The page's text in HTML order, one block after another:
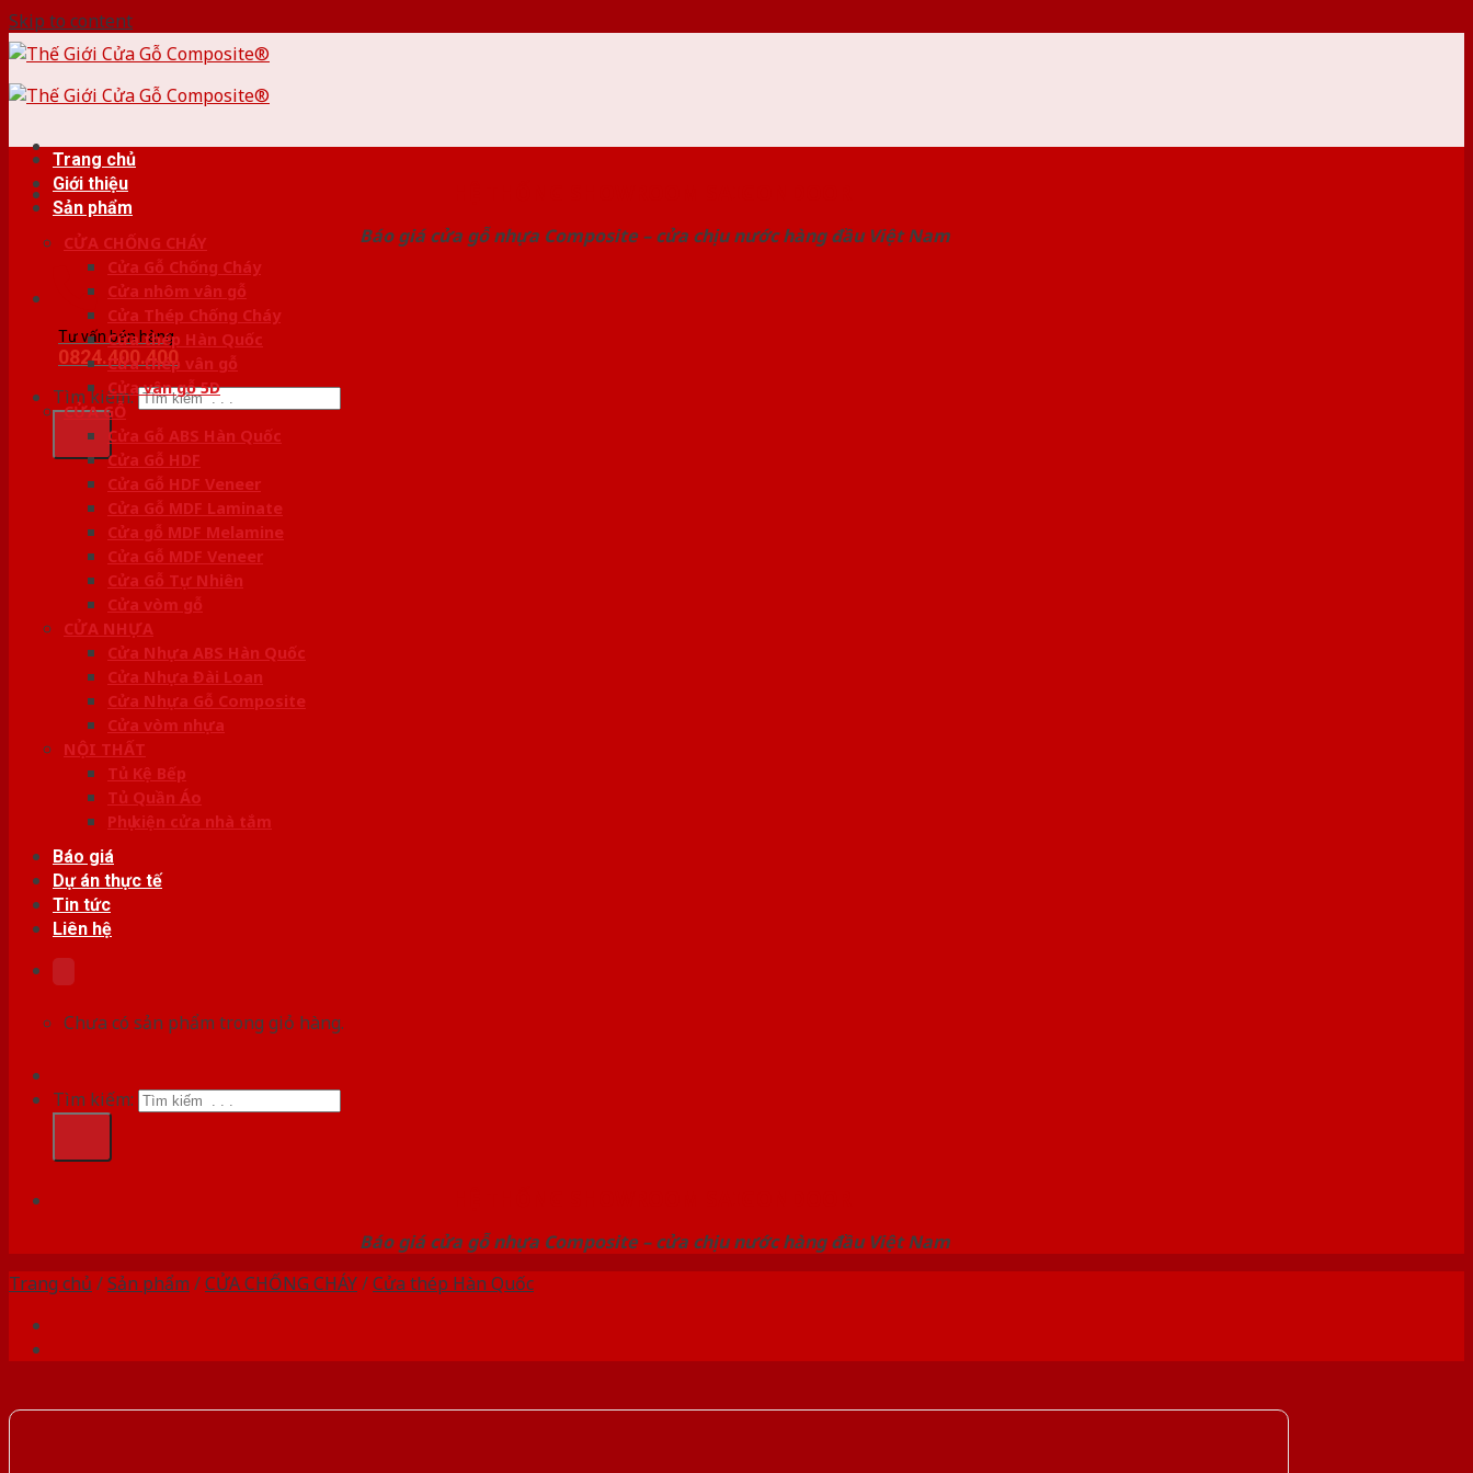
Skip to content
Báo giá cửa gỗ nhựa Composite – cửa chịu nước hàng đầu Việt Nam
Tư vấn bán hàng
0824.400.400
Tìm kiếm:
Trang chủ
Giới thiệu
Sản phẩm
CỬA CHỐNG CHÁY
Cửa Gỗ Chống Cháy
Cửa nhôm vân gỗ
Cửa Thép Chống Cháy
Cửa thép Hàn Quốc
Cửa thép vân gỗ
Cửa vân gỗ 5D
CỬA GỖ
Cửa Gỗ ABS Hàn Quốc
Cửa Gỗ HDF
Cửa Gỗ HDF Veneer
Cửa Gỗ MDF Laminate
Cửa gỗ MDF Melamine
Cửa Gỗ MDF Veneer
Cửa Gỗ Tự Nhiên
Cửa vòm gỗ
CỬA NHỰA
Cửa Nhựa ABS Hàn Quốc
Cửa Nhựa Đài Loan
Cửa Nhựa Gỗ Composite
Cửa vòm nhựa
NỘI THẤT
Tủ Kệ Bếp
Tủ Quần Áo
Phụ kiện cửa nhà tắm
Báo giá
Dự án thực tế
Tin tức
Liên hệ
Chưa có sản phẩm trong giỏ hàng.
Tìm kiếm:
Báo giá cửa gỗ nhựa Composite – cửa chịu nước hàng đầu Việt Nam
Trang chủ /Sản phẩm /CỬA CHỐNG CHÁY/Cửa thép Hàn Quốc